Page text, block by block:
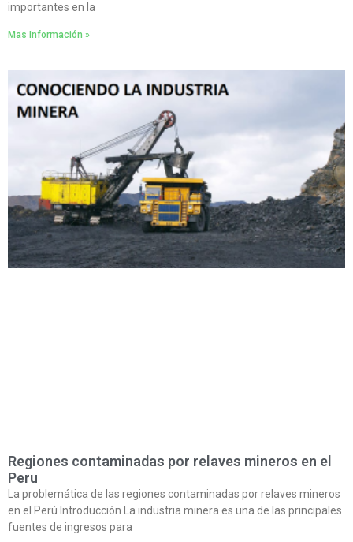
importantes en la
Mas Información »
Regiones contaminadas por relaves mineros en el
Peru
La problemática de las regiones contaminadas por relaves mineros
en el Perú Introducción La industria minera es una de las principales
fuentes de ingresos para